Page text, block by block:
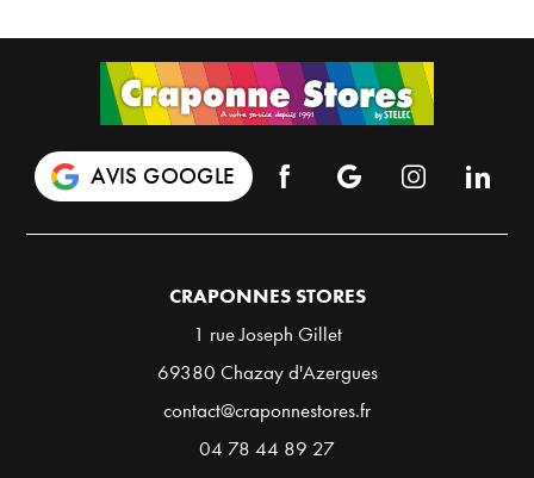
AVIS GOOGLE
CRAPONNES STORES
1 rue Joseph Gillet
69380 Chazay d'Azergues
contact@craponnestores.fr
04 78 44 89 27